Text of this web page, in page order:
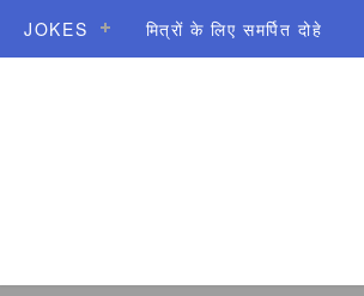
JOKES मित्रों के लिए समर्पित दोहे